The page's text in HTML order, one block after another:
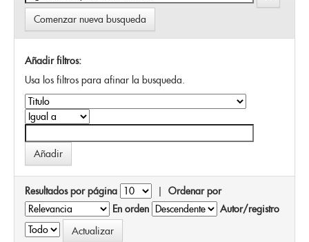
Comenzar nueva busqueda
Añadir filtros:
Usa los filtros para afinar la busqueda.
Resultados por página | Ordenar por
En orden
Autor/registro